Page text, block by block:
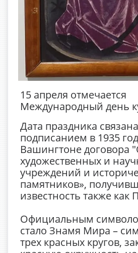
15 апреля отмечается
Международный день
Дата праздника
подписанием в 1935
Вашингтоне договора
художественных и
учреждений и
памятников»,
известность также как
Официальным
стало Знамя Мира –
трех красных кругов,